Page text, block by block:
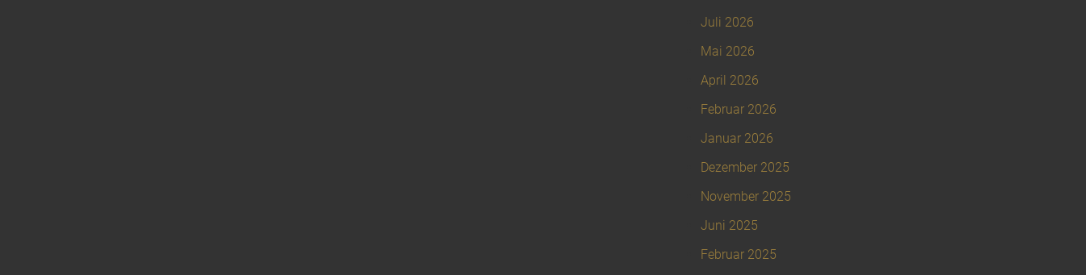
Juli 2026
Mai 2026
April 2026
Februar 2026
Januar 2026
Dezember 2025
November 2025
Juni 2025
Februar 2025